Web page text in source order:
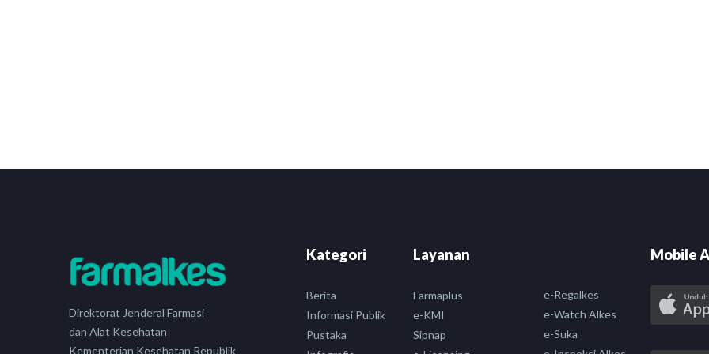
Direktorat Jenderal Farmasi
dan Alat Kesehatan
Kementerian Kesehatan Republik
Kategori
Berita
Informasi Publik
Pustaka
Layanan
Farmaplus
e-KMI
Sipnap
e-Regalkes
e-Watch Alkes
e-Suka
Mobile